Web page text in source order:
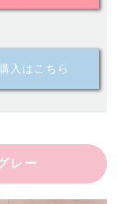
入はこちら
レー